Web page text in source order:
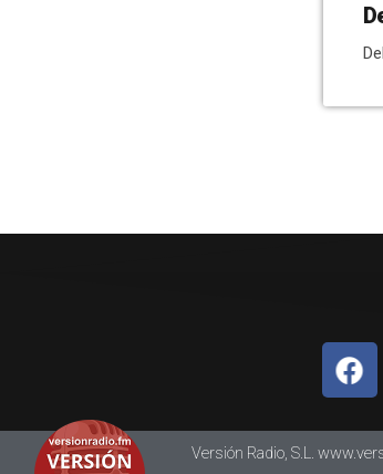
Versión Radio, S.L.